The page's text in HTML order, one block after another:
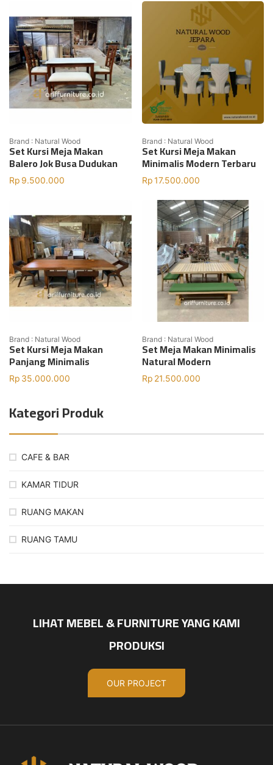
Kategori Produk
CAFE & BAR
KAMAR TIDUR
RUANG MAKAN
RUANG TAMU
Brand : Natural Wood
Set Kursi Meja Makan
Balero Jok Busa Dudukan
Rp 9.500.000
Brand : Natural Wood
Set Kursi Meja Makan
Minimalis Modern Terbaru
Rp17.500.000
Brand : Natural Wood
Set Kursi Meja Makan
Panjang Minimalis
Rp 35.000.000
Brand : Natural Wood
Set Meja Makan Minimalis
Natural Modern
Rp 21.500.000
LIHAT MEBEL & FURNITURE YANG KAMI
PRODUKSI
OUR PROJECT